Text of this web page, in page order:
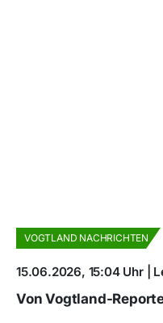
VOGTLAND NACHRICHTEN
15.06.2026, 15:04 Uhr |
Von Vogtland-